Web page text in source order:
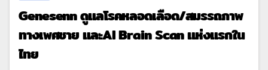
Genesenn ดูแลโรคหลอดเลือด/สมรรถภาพ
ทางเพศชาย และAI Brain Scan แห่งแรกใน
ไทย